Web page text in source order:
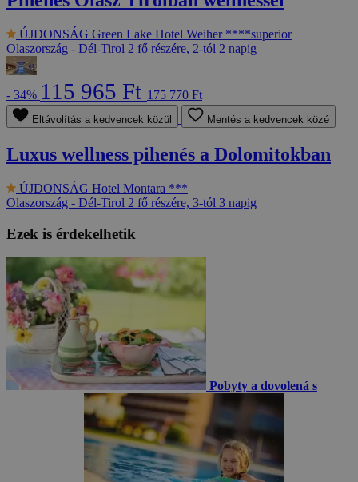
ÚJDONSÁG Green Lake Hotel Weiher ****superior
Olaszország - Dél-Tirol 2 fő részére, 2-tól 2 napig
- 34% 115 965 Ft 175 770 Ft
Eltávolítás a kedvencek közül Mentés a kedvencek közé
Luxus wellness pihenés a Dolomitokban
ÚJDONSÁG Hotel Montara ***
Olaszország - Dél-Tirol 2 fő részére, 3-tól 3 napig
Ezek is érdekelhetik
Pobyty a dovolená s